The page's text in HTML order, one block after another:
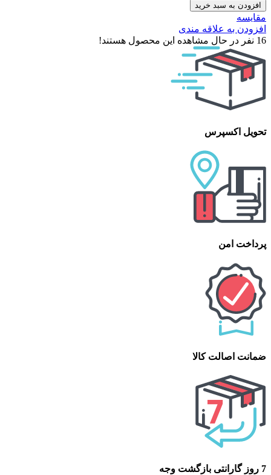
افزودن به سبد خرید
مقایسه
افزودن به علاقه مندی
16 نفر در حال مشاهده این محصول هستند!
تحویل اکسپرس
پرداخت امن
ضمانت اصالت کالا
7 روز گارانتی بازگشت وجه